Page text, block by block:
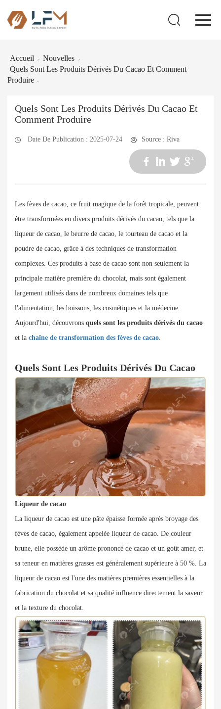
Accueil > Nouvelles >
Quels Sont Les Produits Dérivés Du Cacao Et Comment
Produire
>
Quels Sont Les Produits Dérivés Du Cacao Et
Comment Produire
Date De Publication : 2025-07-24 Source : Riva
Les fèves de cacao, ce fruit magique de la forêt tropicale, peuvent
être transformées en divers produits dérivés du cacao, tels que la
liqueur de cacao, le beurre de cacao, le tourteau de cacao et la
poudre de cacao, grâce à des techniques de transformation
complexes. Ces produits à base de cacao sont non seulement la
principale matière première du chocolat, mais sont également
largement utilisés dans de nombreux domaines tels que
l'alimentation, les boissons, les cosmétiques et la médecine.
Aujourd'hui, découvrons quels sont les produits dérivés du cacao
et la chaîne de transformation des fèves de cacao.
Quels Sont Les Produits Dérivés Du Cacao
Liqueur de cacao
La liqueur de cacao est une pâte épaisse formée après broyage des
fèves de cacao, également appelée liqueur de cacao. De couleur
brune, elle possède un arôme prononcé de cacao et un goût amer, et
sa teneur en matières grasses est généralement supérieure à 50 %. La
liqueur de cacao est l'une des matières premières essentielles à la
fabrication du chocolat et sa qualité influence directement la saveur
et la texture du chocolat.